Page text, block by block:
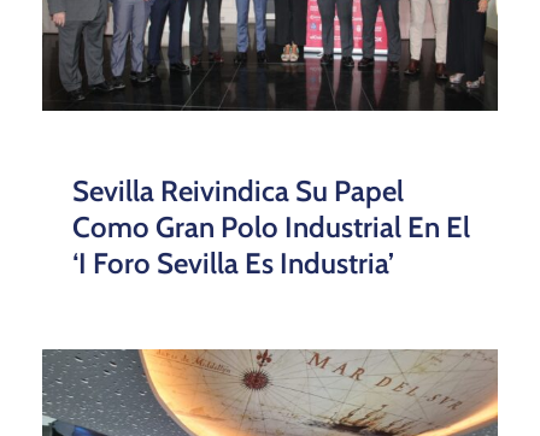
Sevilla Reivindica Su Papel
Como Gran Polo Industrial En El
‘I Foro Sevilla Es Industria’